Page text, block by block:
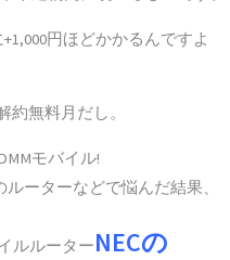
円ほどかかるんですよ
約無料月だし。
モバイル!
ルーターなどで悩んだ結果、
ルルーターNECの